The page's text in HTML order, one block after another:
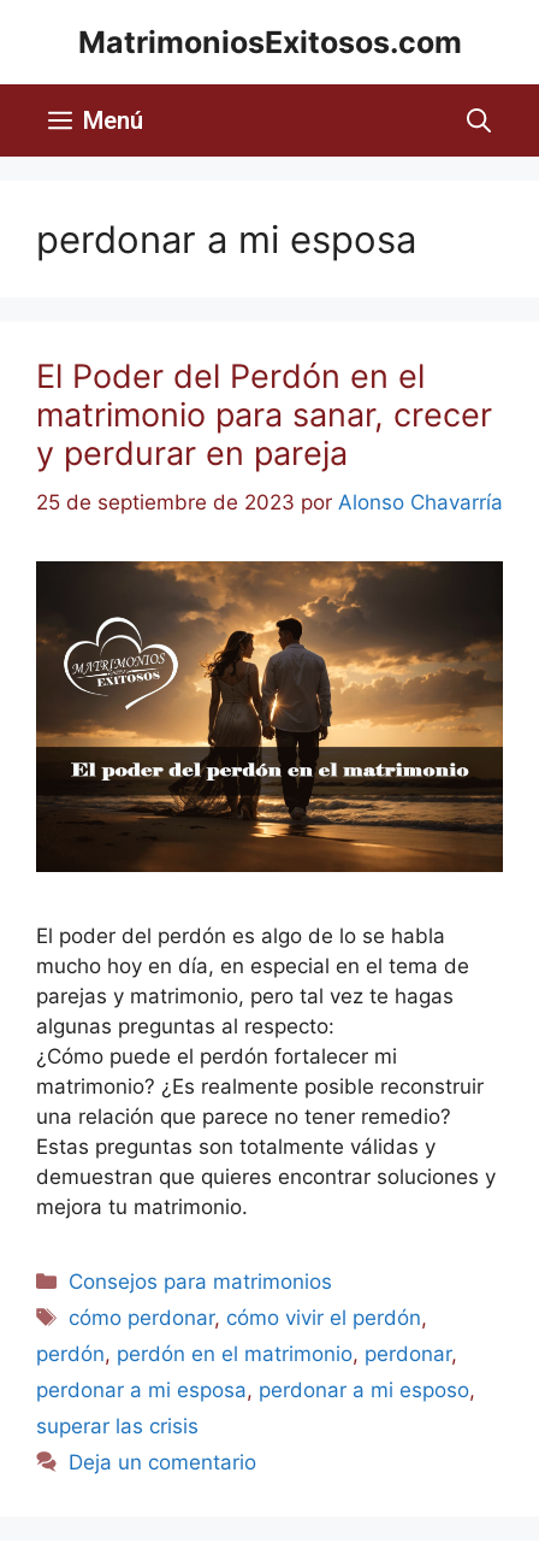
MatrimoniosExitosos.com
Menú
perdonar a mi esposa
El Poder del Perdón en el
matrimonio para sanar, crecer
y perdurar en pareja
25 de septiembre de 2023 por Alonso Chavarría
El poder del perdón es algo de lo se habla
mucho hoy en día, en especial en el tema de
parejas y matrimonio, pero tal vez te hagas
algunas preguntas al respecto:
¿Cómo puede el perdón fortalecer mi
matrimonio? ¿Es realmente posible reconstruir
una relación que parece no tener remedio?
Estas preguntas son totalmente válidas y
demuestran que quieres encontrar soluciones y
mejora tu matrimonio.
Consejos para matrimonios
cómo perdonar, cómo vivir el perdón,
perdón, perdón en el matrimonio, perdonar,
perdonar a mi esposa, perdonar a mi esposo,
superar las crisis
Deja un comentario